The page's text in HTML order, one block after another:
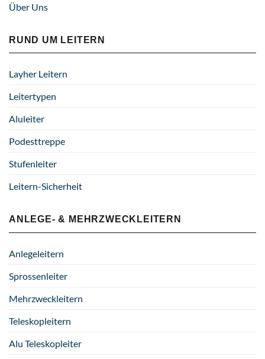
Über Uns
RUND UM LEITERN
Layher Leitern
Leitertypen
Aluleiter
Podesttreppe
Stufenleiter
Leitern-Sicherheit
ANLEGE- & MEHRZWECKLEITERN
Anlegeleitern
Sprossenleiter
Mehrzweckleitern
Teleskopleitern
Alu Teleskopleiter